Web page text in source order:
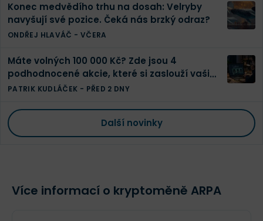
Konec medvědího trhu na dosah: Velryby
navyšují své pozice. Čeká nás brzký odraz?
ONDŘEJ HLAVÁČ - VČERA
Máte volných 100 000 Kč? Zde jsou 4
podhodnocené akcie, které si zaslouží vaši
pozornost
PATRIK KUDLÁČEK - PŘED 2 DNY
Další novinky
Více informací o kryptoměně ARPA